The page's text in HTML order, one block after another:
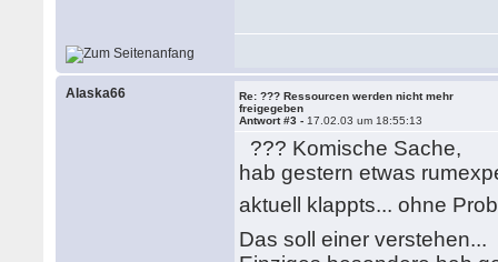
Alaska66
Re: ??? Ressourcen werden nicht mehr
freigegeben
Antwort #3 - 17.02.03 um 18:55:13
??? Komische Sache,
hab gestern etwas
aktuell klappts... ohne
Das soll einer verstehen...